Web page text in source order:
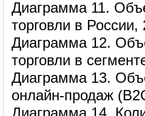
Диаграмма 11.
торговли в
Диаграмма 12.
торговли в
Диаграмма 13.
онлайн-продаж
Диаграмма 14.